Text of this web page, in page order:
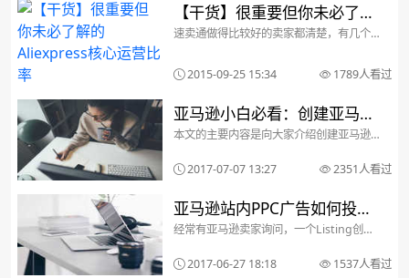
日的传闻：新账号品牌需要R标才能备
案！！！ ...
【干货】很重要但你未必了解
的Aliexpress核心运营比率
速卖通做得比较好的卖家都清楚，有几个
化率。很多卖家都没意识到这几个比率的
2015-09-25 15:34 1789人看过
亚马逊小白必看：创建亚马逊
商品促销的步骤和注意事项
本文的主要内容是向大家介绍创建亚马逊
解一下关于促销都有哪些您需要了解的信
息：亚马逊商品促销概览首先，您的促销
样才能吸引更多顾客，...
2017-07-07 13:27 2351人看过
亚马逊站内PPC广告如何投放
和优化？
经常有亚马逊卖家询问，一个Listing创建
内PPC广告的投放依据是什么?广告投放过
程中该做怎样的优化?以及优化的节奏该是
2017-06-27 18:18 1537人看过